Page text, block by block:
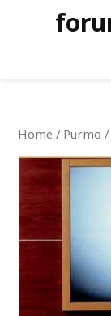
Home / Purmo /